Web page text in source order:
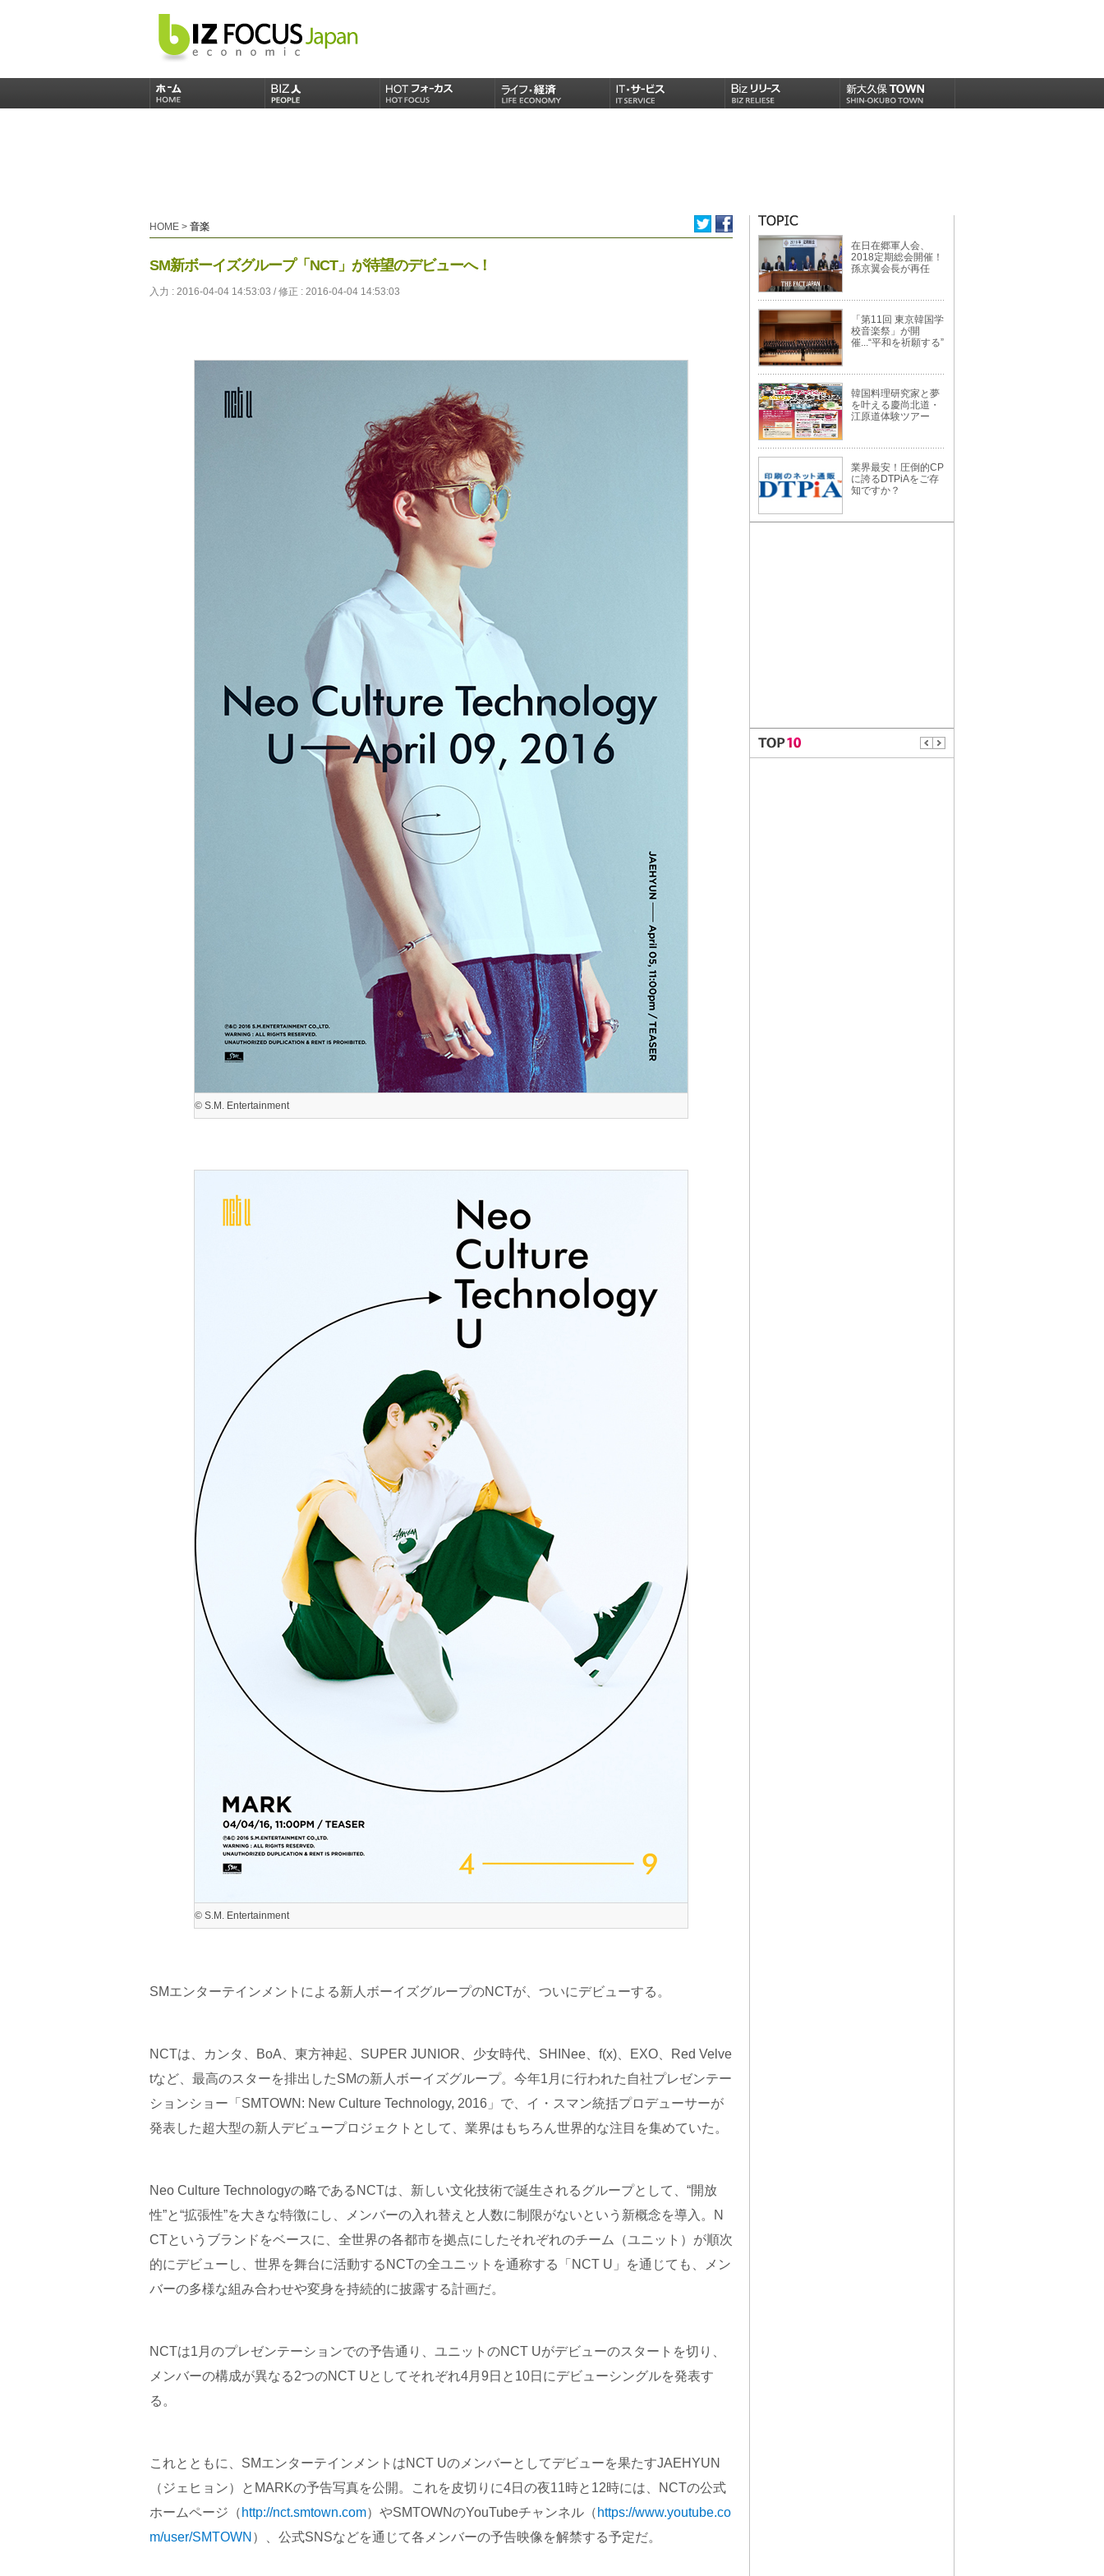
HOME > 音楽
SM新ボーイズグループ「NCT」が待望のデビューへ！
入力 : 2016-04-04 14:53:03 / 修正 : 2016-04-04 14:53:03
© S.M. Entertainment
© S.M. Entertainment
SMエンターテインメントによる新人ボーイズグループのNCTが、ついにデビューする。
NCTは、カンタ、BoA、東方神起、SUPER JUNIOR、少女時代、SHINee、f(x)、EXO、Red Velve
tなど、最高のスターを排出したSMの新人ボーイズグループ。今年1月に行われた自社プレゼンテー
ションショー「SMTOWN: New Culture Technology, 2016」で、イ・スマン統括プロデューサーが
発表した超大型の新人デビュープロジェクトとして、業界はもちろん世界的な注目を集めていた。
Neo Culture Technologyの略であるNCTは、新しい文化技術で誕生されるグループとして、“開放
性”と“拡張性”を大きな特徴にし、メンバーの入れ替えと人数に制限がないという新概念を導入。N
CTというブランドをベースに、全世界の各都市を拠点にしたそれぞれのチーム（ユニット）が順次
的にデビューし、世界を舞台に活動するNCTの全ユニットを通称する「NCT U」を通じても、メン
バーの多様な組み合わせや変身を持続的に披露する計画だ。
NCTは1月のプレゼンテーションでの予告通り、ユニットのNCT Uがデビューのスタートを切り、
メンバーの構成が異なる2つのNCT Uとしてそれぞれ4月9日と10日にデビューシングルを発表す
る。
これとともに、SMエンターテインメントはNCT Uのメンバーとしてデビューを果たすJAEHYUN
（ジェヒョン）とMARKの予告写真を公開。これを皮切りに4日の夜11時と12時には、NCTの公式
ホームページ（ http://nct.smtown.com）やSMTOWNのYouTubeチャンネル（ https://www.youtube.co
m/user/SMTOWN ）、公式SNSなどを通じて各メンバーの予告映像を解禁する予定だ。
在日在郷軍人会、
2018定期総会開催！
孫京翼会長が再任
「第11回 東京韓国学
校音楽祭」が開
催...“平和を祈願する”
韓国料理研究家と夢
を叶える慶尚北道・
江原道体験ツアー
業界最安！圧倒的CP
に誇るDTPiAをご存
知ですか？